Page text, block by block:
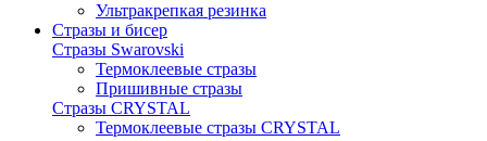
Ультракрепкая резинка
Стразы и бисер
Стразы Swarovski
Термоклеевые стразы
Пришивные стразы
Стразы CRYSTAL
Термоклеевые стразы CRYSTAL